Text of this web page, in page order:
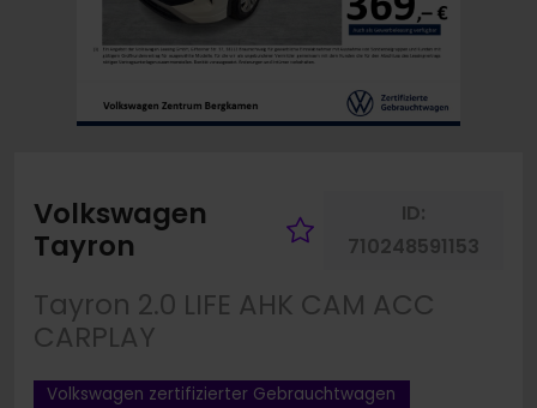
Volkswagen
Tayron
Fahrzeug
ID:
710248591153
Tayron 2.0 LIFE AHK CAM ACC
CARPLAY
Volkswagen zertifizierter Gebrauchtwagen